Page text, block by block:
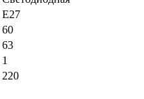
E27
60
63
1
220